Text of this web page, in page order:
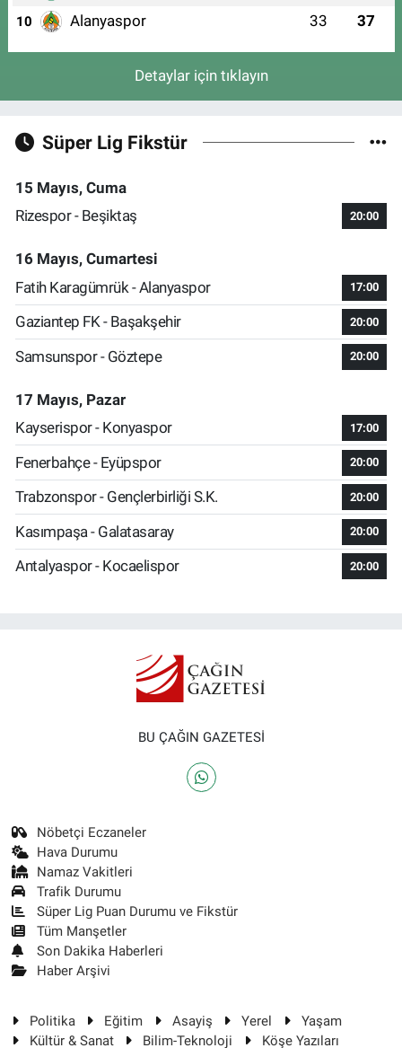
10 Alanyaspor 33 37
Detaylar için tıklayın
Süper Lig Fikstür
15 Mayıs, Cuma
Rizespor - Beşiktaş
20:00
16 Mayıs, Cumartesi
Fatih Karagümrük - Alanyaspor
17:00
Gaziantep FK - Başakşehir 20:00
Samsunspor - Göztepe 20:00
17 Mayıs, Pazar
Kayserispor - Konyaspor
17:00
Fenerbahçe - Eyüpspor 20:00
Trabzonspor - Gençlerbirliği S.K. 20:00
Kasımpaşa - Galatasaray 20:00
Antalyaspor - Kocaelispor 20:00
BU ÇAĞIN GAZETESİ
Nöbetçi Eczaneler
Hava Durumu
Namaz Vakitleri
Trafik Durumu
Süper Lig Puan Durumu ve Fikstür
Tüm Manşetler
Son Dakika Haberleri
Haber Arşivi
Politika Eğitim Asayiş Yerel
Yaşam
Kültür & Sanat
Bilim-Teknoloji Köşe Yazıları